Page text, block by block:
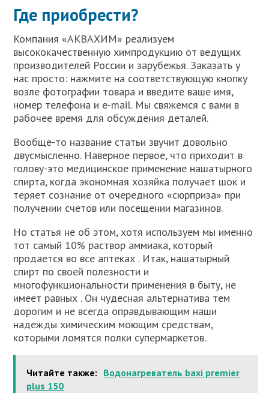
Где приобрести?
Компания «АКВАХИМ» реализуем
высококачественную химпродукцию от ведущих
производителей России и зарубежья. Заказать у
нас просто: нажмите на соответствующую кнопку
возле фотографии товара и введите ваше имя,
номер телефона и e-mail. Мы свяжемся с вами в
рабочее время для обсуждения деталей.
Вообще-то название статьи звучит довольно
двусмысленно. Наверное первое, что приходит в
голову-это медицинское применение нашатырного
спирта, когда экономная хозяйка получает шок и
теряет сознание от очередного «сюрприза» при
получении счетов или посещении магазинов.
Но статья не об этом, хотя используем мы именно
тот самый 10% раствор аммиака, который
продается во все аптеках . Итак, нашатырный
спирт по своей полезности и
многофункциональности применения в быту, не
имеет равных . Он чудесная альтернатива тем
дорогим и не всегда оправдывающим наши
надежды химическим моющим средствам,
которыми ломятся полки супермаркетов.
Читайте также: Водонагреватель baxi premier
plus 150